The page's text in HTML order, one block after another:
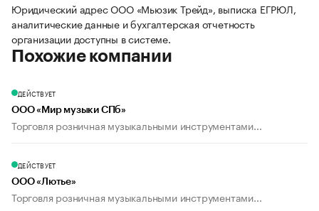
Юридический адрес ООО «Мьюзик Трейд», выписка ЕГРЮЛ,
аналитические данные и бухгалтерская отчетность
организации доступны в системе.
Похожие компании
ДЕЙСТВУЕТ
ООО «Мир музыки СПб»
Торговля розничная музыкальными инструментами...
ДЕЙСТВУЕТ
ООО «Лютье»
Торговля розничная музыкальными инструментами...